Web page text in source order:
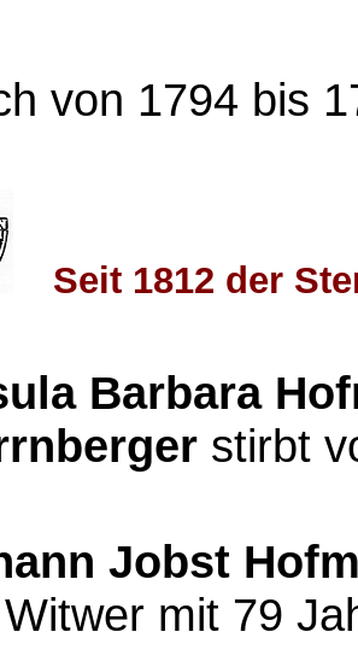
von 1794 bis
Seit 1812 der
Barbara
stirbt
Jobst
mit 79